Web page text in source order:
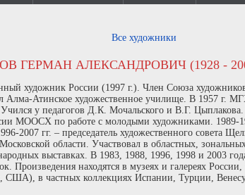
Все художники
ГЕРМАН АЛЕКСАНДРОВИЧ (1928 -
художник России (1997 г.). Член Союза
Алма-Атинское художественное училище. В 1957 г.
у педагогов Д.К. Мочальского и В.Г. Цыплакова.
МООСХ по работе с молодыми художниками. 1989-
2007 гг. – председатель художественного совета
области. Участвовал в областных,
выставках. В 1983, 1988, 1996, 1998 и 2003
Произведения находятся в музеях и галереях
в частных коллекциях Испании, Турции,